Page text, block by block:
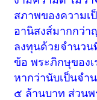
สภาพของความเ
อานิสงส์มากกว่า
ลงทุนด้วยจำนว
ข้อ พระภิกษุของ
หากว่านับเป็นจำ
๕ ล้านบาท ส่วน